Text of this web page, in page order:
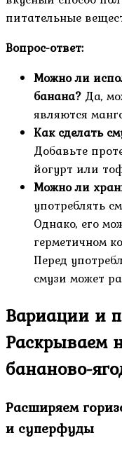
питательные
Вопрос-ответ:
Можно ли
банана? Да,
являются
Как сделать
Добавьте
йогурт или
Можно ли
употреблять
Однако, его
герметичном
Перед
смузи может
Вариации и
Раскрываем
бананово-
Расширяем
и суперфуды